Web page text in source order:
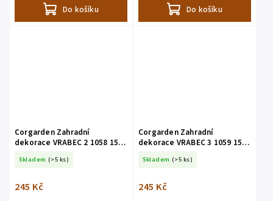
Do košíku Do košíku
Corgarden Zahradní
dekorace VRABEC 2 1058 15 x
Skladem (>5 ks)
245 Kč
Corgarden Zahradní
dekorace VRABEC 3 1059 15 x
Skladem (>5 ks)
245 Kč